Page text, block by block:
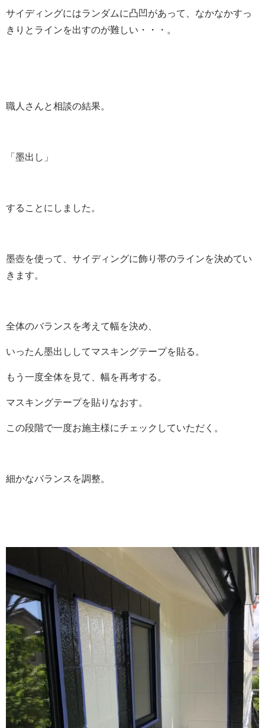
サイディングにはランダムに凸凹があって、なかなかすっ
きりとラインを出すのが難しい・・・。
職人さんと相談の結果。
「墨出し」
することにしました。
墨壺を使って、サイディングに飾り帯のラインを決めてい
きます。
全体のバランスを考えて幅を決め、
いったん墨出ししてマスキングテープを貼る。
もう一度全体を見て、幅を再考する。
マスキングテープを貼りなおす。
この段階で一度お施主様にチェックしていただく。
細かなバランスを調整。